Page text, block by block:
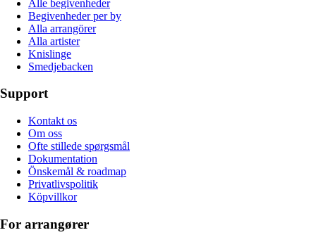
Alle begivenheder
Begivenheder per by
Alla arrangörer
Alla artister
Knislinge
Smedjebacken
Support
Kontakt os
Om oss
Ofte stillede spørgsmål
Dokumentation
Önskemål & roadmap
Privatlivspolitik
Köpvillkor
For arrangører